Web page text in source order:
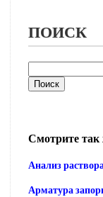
ПОИСК
Смотрите
Анализ
Арматура